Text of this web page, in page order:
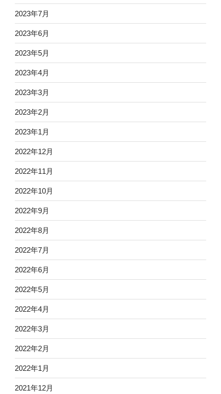
2023年7月
2023年6月
2023年5月
2023年4月
2023年3月
2023年2月
2023年1月
2022年12月
2022年11月
2022年10月
2022年9月
2022年8月
2022年7月
2022年6月
2022年5月
2022年4月
2022年3月
2022年2月
2022年1月
2021年12月